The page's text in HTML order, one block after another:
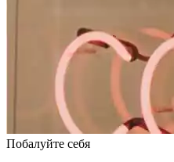
Побалуйте себя